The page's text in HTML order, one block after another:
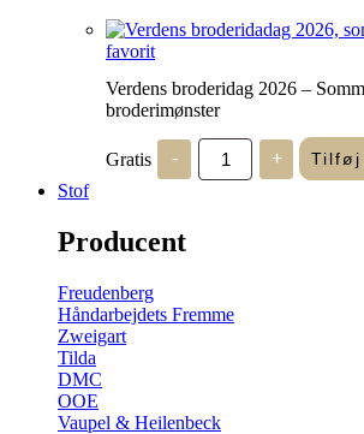
favorit
Verdens broderidag 2026 –
broderimønster
Gratis -
Verdens
broderidag
2026
+
Stof
Producent
Freudenberg
Håndarbejdets Fremme
Zweigart
Tilda
DMC
OOE
Vaupel & Heilenbeck